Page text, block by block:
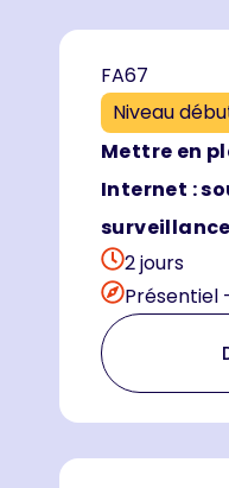
FA67
Niveau
Mettre en
Internet :
2 jours
Présentiel